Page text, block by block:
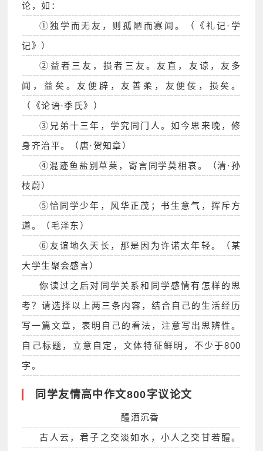
论，如：
①独学而无友，则孤陋而寡闻。（《礼记·学
记》）
②益者三友，损者三友。友直，友谅，友多
闻，益矣。友便辟，友善柔，友便佞，损矣。
（《论语·季氏》）
③兄弟十三年，学究同门人。如今思来晚，修
身齐治平。（唐·贺知章）
④混迹鱼盐别草莱，寄言同学莫相哀。（清·孙
枝蔚）
⑤恰同学少年，风华正茂；书生意气，挥斥方
遒。（毛泽东）
⑥友谊地久天长，那是因为许诺太年轻。（某
大学生聚会感言）
你读过之后对同学关系和同学感情有怎样的思
考？请选择以上两三条内容，结合自己的生活经历
写一篇文章，表明自己的看法，注意写出思辨性。
自己标题，立意自定，文体特征鲜明，不少于800
字。
同学友情高中作文800字议论文
醴酒沉香
古人云，君子之交淡如水，小人之交甘若醴。